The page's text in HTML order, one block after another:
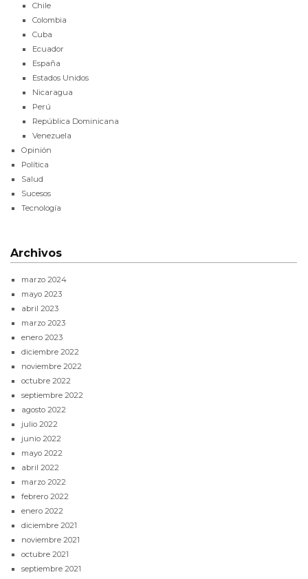
Chile
Colombia
Cuba
Ecuador
España
Estados Unidos
Nicaragua
Perú
República Dominicana
Venezuela
Opinión
Política
Salud
Sucesos
Tecnología
Archivos
marzo 2024
mayo 2023
abril 2023
marzo 2023
enero 2023
diciembre 2022
noviembre 2022
octubre 2022
septiembre 2022
agosto 2022
julio 2022
junio 2022
mayo 2022
abril 2022
marzo 2022
febrero 2022
enero 2022
diciembre 2021
noviembre 2021
octubre 2021
septiembre 2021